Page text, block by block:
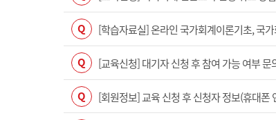
Q [학습자료실] 온라인 국가회계이론기초, 국
Q [교육신청] 대기자 신청 후 참여 가능 여부 문
Q [회원정보] 교육 신청 후 신청자 정보(휴대폰